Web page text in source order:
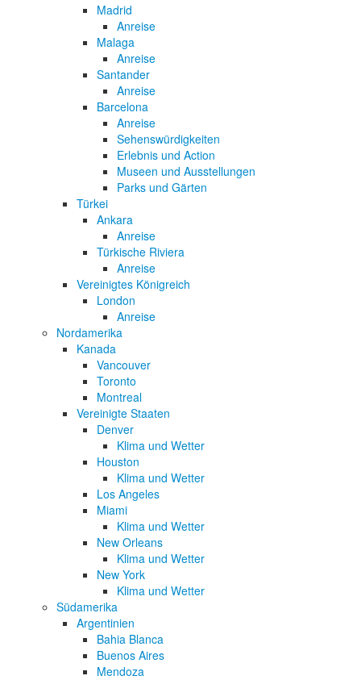
Madrid
Anreise
Malaga
Anreise
Santander
Anreise
Barcelona
Anreise
Sehenswürdigkeiten
Erlebnis und Action
Museen und Ausstellungen
Parks und Gärten
Türkei
Ankara
Anreise
Türkische Riviera
Anreise
Vereinigtes Königreich
London
Anreise
Nordamerika
Kanada
Vancouver
Toronto
Montreal
Vereinigte Staaten
Denver
Klima und Wetter
Houston
Klima und Wetter
Los Angeles
Miami
Klima und Wetter
New Orleans
Klima und Wetter
New York
Klima und Wetter
Südamerika
Argentinien
Bahia Blanca
Buenos Aires
Mendoza